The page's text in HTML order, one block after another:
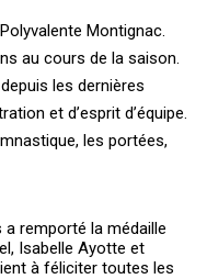
Montignac.
au cours de la saison.
les dernières
et d’esprit d’équipe.
les portées,
a remporté la médaille
Isabelle Ayotte et
à féliciter toutes les